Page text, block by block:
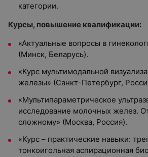
категории.
Курсы, повышение квалификации:
«Актуальные вопросы в
(Минск, Беларусь).
«Курс мультимодальной
железы» (Санкт-Петербург,
«Мультипараметрическое
исследование молочных желез.
сложному» (Москва, Россия).
«Курс – практические навыки:
тонкоигольная аспирационная